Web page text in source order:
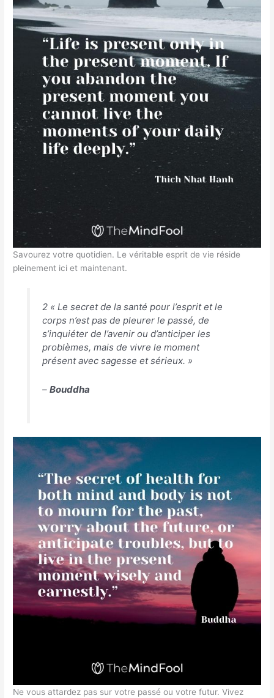
Savourez votre quotidien. Le véritable esprit de vie réside
pleinement ici et maintenant.
2 « Le secret de la santé pour l’esprit et le
corps n’est pas de pleurer le passé, de
s’inquiéter de l’avenir ou d’anticiper les
problèmes, mais de vivre le moment
présent avec sagesse et sérieux. »
– Bouddha
Ne vous attardez pas sur votre passé ou votre futur. Vivez